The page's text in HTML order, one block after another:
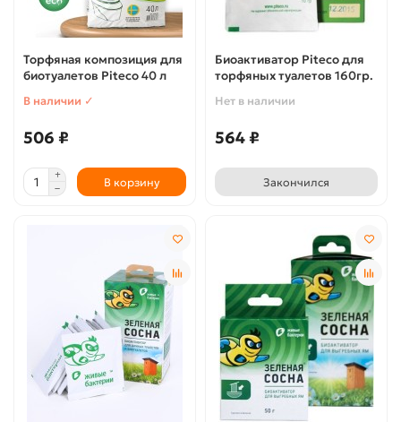
Торфяная композиция для
биотуалетов Piteco 40 л
В наличии ✓
506 ₽
В корзину
Биоактиватор Piteco для
торфяных туалетов 160гр.
Нет в наличии
564 ₽
Закончился